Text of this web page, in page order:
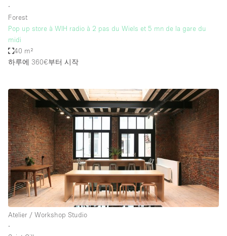
∙
Forest
Pop up store à WIH radio à 2 pas du Wiels et 5 mn de la gare du
midi
40 m²
하루에 360€부터 시작
Atelier / Workshop Studio
∙